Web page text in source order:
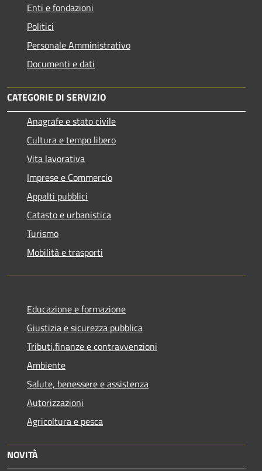
Enti e fondazioni
Politici
Personale Amministrativo
Documenti e dati
CATEGORIE DI SERVIZIO
Anagrafe e stato civile
Cultura e tempo libero
Vita lavorativa
Imprese e Commercio
Appalti pubblici
Catasto e urbanistica
Turismo
Mobilità e trasporti
Educazione e formazione
Giustizia e sicurezza pubblica
Tributi,finanze e contravvenzioni
Ambiente
Salute, benessere e assistenza
Autorizzazioni
Agricoltura e pesca
NOVITÀ